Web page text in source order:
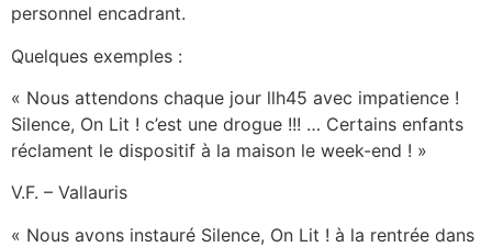
personnel encadrant.
Quelques exemples :
« Nous attendons chaque jour llh45 avec impatience !
Silence, On Lit ! c’est une drogue !!! … Certains enfants
réclament le dispositif à la maison le week-end ! »
V.F. – Vallauris
« Nous avons instauré Silence, On Lit ! à la rentrée dans